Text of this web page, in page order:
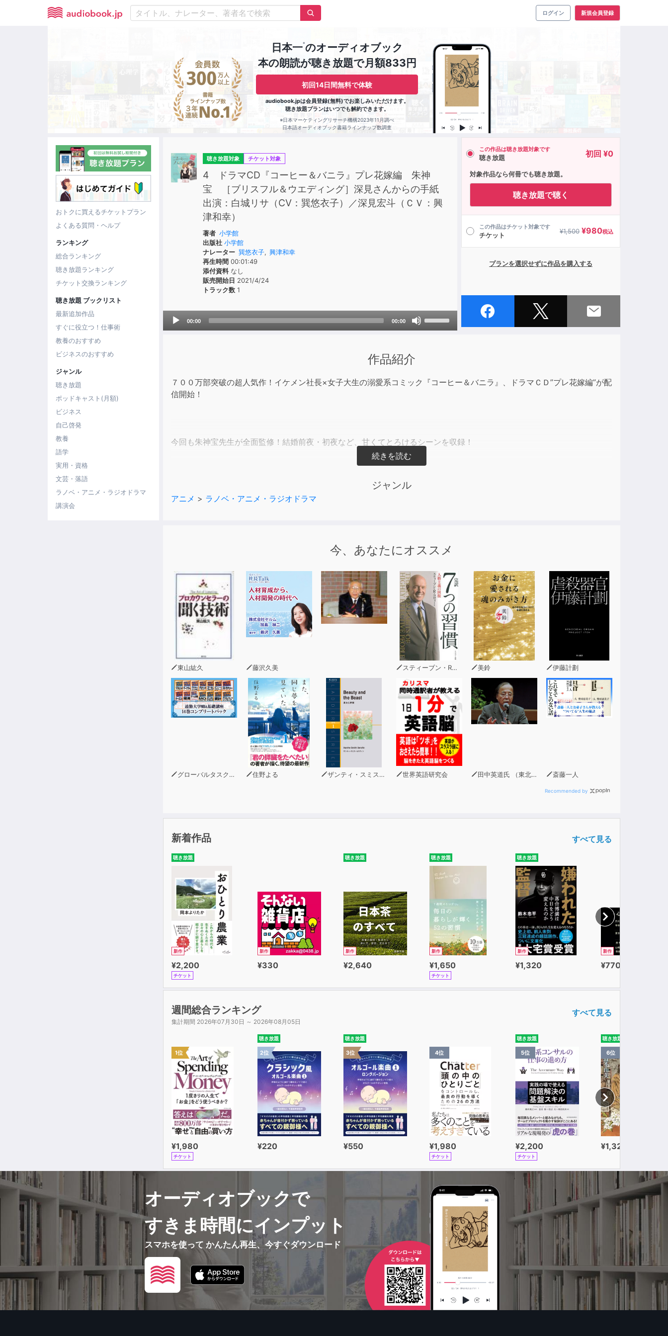
ログイン 新規会員登録
日本一※のオーディオブック
本の朗読が聴き放題で月額833円
初回14日間無料で体験
audiobook.jpは会員登録(無料)でお楽しみいただけます。
聴き放題プランはいつでも解約できます。
※日本マーケティングリサーチ機構2023年11月調べ
日本語オーディオブック書籍ラインナップ数調査
おトクに買えるチケットプラン
よくある質問・ヘルプ
ランキング
総合ランキング
聴き放題ランキング
チケット交換ランキング
聴き放題 ブックリスト
最新追加作品
すぐに役立つ！仕事術
教養のおすすめ
ビジネスのおすすめ
ジャンル
聴き放題
ポッドキャスト(月額)
ビジネス
自己啓発
教養
語学
実用・資格
文芸・落語
ラノベ・アニメ・ラジオドラマ
講演会
聴き放題対象 チケット対象
4 ドラマCD『コーヒー＆バニラ』プレ花嫁編 朱神
宝 ［ブリスフル＆ウエディング］深見さんからの手紙
出演：白城リサ（CV：巽悠衣子）／深見宏斗（ＣＶ：興
津和幸）
著者 小学館
出版社 小学館
ナレーター 巽悠衣子, 興津和幸
再生時間 00:01:49
添付資料なし
販売開始日 2021/4/24
トラック数 1
Audio
00:00 00:00
この作品は聴き放題対象です
聴き放題 初回 ¥0
対象作品なら何冊でも聴き放題。
聴き放題で聴く
この作品はチケット対象です
チケット ¥1,500 ¥980税込
プランを選択せずに作品を購入する
作品紹介
７００万部突破の超人気作！イケメン社長×女子大生の溺愛系コミック『コーヒー＆バニラ』、ドラマＣＤ”プレ花嫁編”が配
信開始！
今回も朱神宝先生が全面監修！結婚前夜・初夜など、甘くてとろけるシーンを収録！
◆Bonus Track.［ブリスフル＆ウエディング］深見さんからの手紙
――結婚式で深見さんがリサに宛てた手紙を音声化！リサに送るメッセージは･･･？
★小学館発行の月刊少女まんが誌『Cheese!』2021年６月号に、このトラックが収録されたふろくドラマＣＤがついてく
る！★
Cheese!公式サイト
http://cheese.shogakukan.co.jp/
c『コーヒー＆バニラ』朱神宝／小学館
ジャンル
アニメ > ラノベ・アニメ・ラジオドラマ
今、あなたにオススメ
東山紘久 藤沢久美 スティーブン・R・コヴィー 美鈴 伊藤計劃
グローバルタスクフォース(著) 住野よる ザンティ・スミス・セラフィン 世界英語研究会 田中英道氏 （東北大学名誉教授） 斎藤一人
Recommended by
新着作品 すべて見る
聴き放題
新作
¥2,200
チケット
新作
¥330
聴き放題
新作
¥2,640
聴き放題
新作
¥1,650
チケット
聴き放題
新作
¥1,320
新作
¥770
週間総合ランキング
集計期間 2026年07月30日 ～ 2026年08月05日
すべて見る
1位
¥1,980
チケット
聴き放題
2位
¥220
聴き放題
3位
¥550
4位
¥1,980
チケット
聴き放題
5位
¥2,200
チケット
聴き放題
6位
¥1,320
オーディオブックで
すきま時間にインプット
スマホを使って かんたん再生、今すぐダウンロード